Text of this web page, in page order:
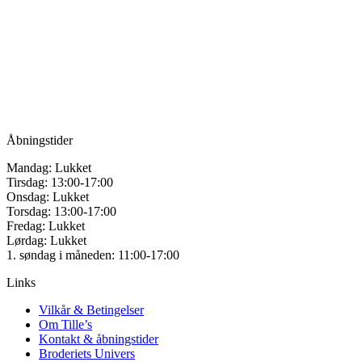
Åbningstider
Mandag: Lukket
Tirsdag: 13:00-17:00
Onsdag: Lukket
Torsdag: 13:00-17:00
Fredag: Lukket
Lørdag: Lukket
1. søndag i måneden: 11:00-17:00
Links
Vilkår & Betingelser
Om Tille’s
Kontakt & åbningstider
Broderiets Univers